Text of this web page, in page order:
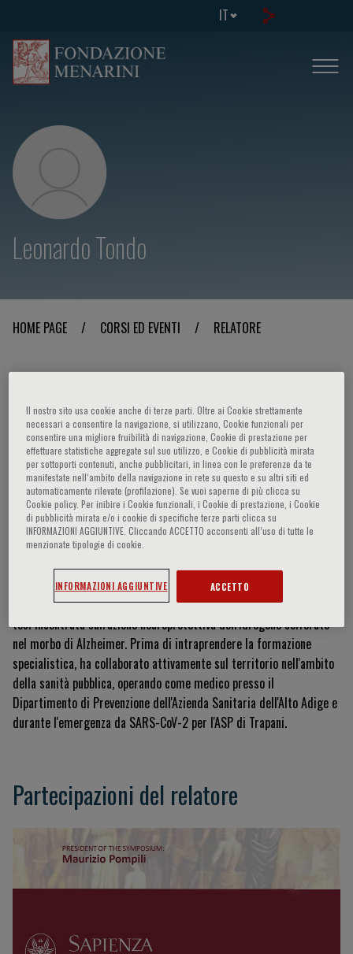
IT
Leonardo Tondo
HOME PAGE / CORSI ED EVENTI / RELATORE
Andrea Marino
Curriculum Vitae
Il Dott.Andrea Marino è un medico chirurgoattualmente iscritto
al percorso della Scuola di Specializzazione in Allergologia e
Immunologia Clinica.Ha conseguito la laurea specialistica in
Medicina e Chirurgia con la votazione di 110/110 e lode presso
l'Università degli Studi di Modena e Reggio Emilia, discutendo una
tesi incentrata sull'azione neuroprotettiva dell'idrogeno solforato
nel morbo di Alzheimer. Prima di intraprendere la formazione
specialistica, ha collaborato attivamente sul territorio nell'ambito
della sanità pubblica, operando come medico presso il
Dipartimento di Prevenzione dell'Azienda Sanitaria dell'Alto Adige e
durante l'emergenza da SARS-CoV-2 per l'ASP di Trapani.
Partecipazioni del relatore
Il nostro sito usa cookie anche di terze parti. Oltre ai Cookie strettamente
necessari a consentire la navigazione, si utilizzano, Cookie funzionali per
consentire una migliore fruibilità di navigazione, Cookie di prestazione per
effettuare statistiche aggregate sul suo utilizzo, e Cookie di pubblicità mirata
per sottoporti contenuti, anche pubblicitari, in linea con le preferenze da te
manifestate nell‘ambito della navigazione in rete su questo e su altri siti ed
automaticamente rilevate (profilazione). Se vuoi saperne di più clicca su
Cookie policy. Per inibire i Cookie funzionali, i Cookie di prestazione, i Cookie
di pubblicità mirata e/o i cookie di specifiche terze parti clicca su
INFORMAZIONI AGGIUNTIVE. Cliccando ACCETTO acconsenti all’uso di tutte le
menzionate tipologie di cookie.
INFORMAZIONI AGGIUNTIVE ACCETTO